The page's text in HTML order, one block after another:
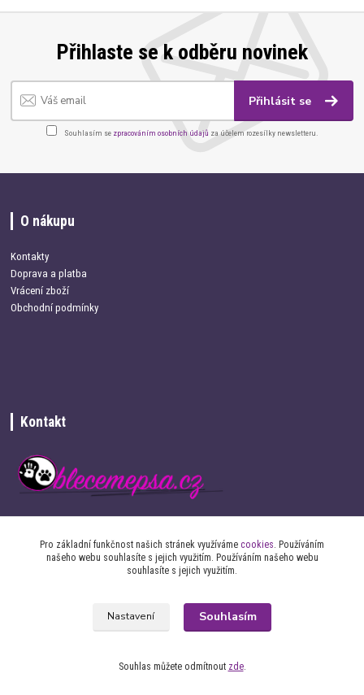
Přihlaste se k odběru novinek
Přihlásit se
Souhlasím se zpracováním osobních údajů za účelem rozesílky newsletteru.
O nákupu
Kontakty
Doprava a platba
Vrácení zboží
Obchodní podmínky
Kontakt
info@oblecemepsa.cz
Pro základní funkčnost našich stránek využíváme cookies. Používáním
našeho webu souhlasíte s jejich využitím. Používáním našeho webu
souhlasíte s jejich využitím.
Nastavení Souhlasím
Souhlas můžete odmítnout zde.